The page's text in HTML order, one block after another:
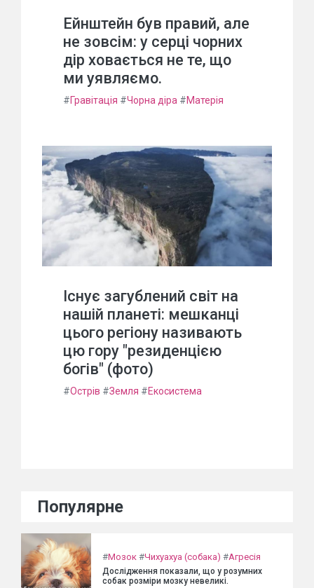
Ейнштейн був правий, але
не зовсім: у серці чорних
дір ховається не те, що
ми уявляємо.
#Гравітація #Чорна діра #Матерія
Існує загублений світ на
нашій планеті: мешканці
цього регіону називають
цю гору "резиденцією
богів" (фото)
#Острів #Земля #Екосистема
Популярне
#Мозок #Чихуахуа (собака) #Агресія
Дослідження показали, що у розумних
собак розміри мозку невеликі.